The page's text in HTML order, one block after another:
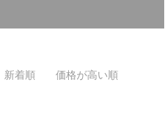
新着順 価格が高い順